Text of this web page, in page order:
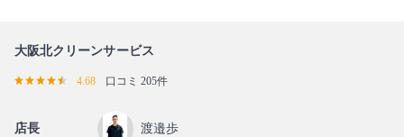
大阪北クリーンサービス
4.68 口コミ 205件
店長 渡邉歩